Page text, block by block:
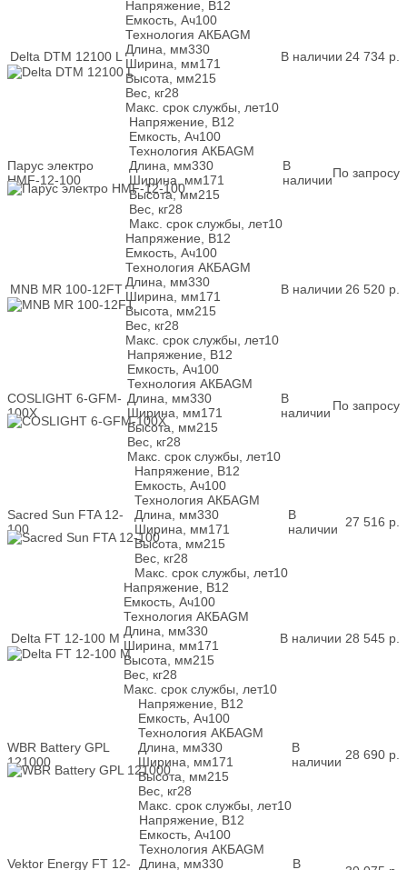
Delta DTM 12100 L
Напряжение, В12
Емкость, Ач100
Технология АКБAGM
Длина, мм330
Ширина, мм171
Высота, мм215
Вес, кг28
Макс. срок службы, лет10
В наличии 24 734 р.
Парус электро
HMF-12-100
Напряжение, В12
Емкость, Ач100
Технология АКБAGM
Длина, мм330
Ширина, мм171
Высота, мм215
Вес, кг28
Макс. срок службы, лет10
В
наличииПо запросу
MNB MR 100-12FT
Напряжение, В12
Емкость, Ач100
Технология АКБAGM
Длина, мм330
Ширина, мм171
Высота, мм215
Вес, кг28
Макс. срок службы, лет10
В наличии 26 520 р.
COSLIGHT 6-GFM-
100X
Напряжение, В12
Емкость, Ач100
Технология АКБAGM
Длина, мм330
Ширина, мм171
Высота, мм215
Вес, кг28
Макс. срок службы, лет10
В
наличии По запросу
Sacred Sun FTA 12-
100
Напряжение, В12
Емкость, Ач100
Технология АКБAGM
Длина, мм330
Ширина, мм171
Высота, мм215
Вес, кг28
Макс. срок службы, лет10
В
наличии
27 516 р.
Delta FT 12-100 M
Напряжение, В12
Емкость, Ач100
Технология АКБAGM
Длина, мм330
Ширина, мм171
Высота, мм215
Вес, кг28
Макс. срок службы, лет10
В наличии 28 545 р.
WBR Battery GPL
121000
Напряжение, В12
Емкость, Ач100
Технология АКБAGM
Длина, мм330
Ширина, мм171
Высота, мм215
Вес, кг28
Макс. срок службы, лет10
В
наличии 28 690 р.
Vektor Energy FT 12-
Напряжение, В12
Емкость, Ач100
Технология АКБAGM
Длина, мм330
В